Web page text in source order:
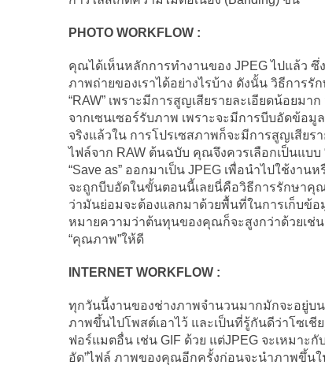
PHOTO WORKFLOW :
คุณได้เห็นหลักการทำงานของ JPEG ไปแล้ว
ภาพถ่ายของเราได้อย่างไรบ้าง ดังนั้น วิธีกา
“RAW” เพราะมีการสูญเสียรายละเอียดน้อย
จากเซนเซอร์รับภาพ เพราะจะมีการบีบอัดข้อ
จริงแล้วใน การโปรเซสภาพก็จะมีการสูญเสียร
ไฟล์จาก RAW ต้นฉบับ คุณจึงควรเลือกเป็นแบ
“Save as” ออกมาเป็น JPEG เพื่อนำไปใช้งา
จะถูกบีบอัดในขั้นตอนนี้เลยนี่คือวิธีการรักษาคุ
ว่ามันย่อมจะต้องแลกมาด้วยพื้นที่ในการเก็บข้
หมายความว่าต้นทุนของคุณก็จะสูงกว่าด้วยเช่
“คุณภาพ”ให้ดี
INTERNET WORKFLOW :
ทุกวันนี้งานของช่างภาพจำนวนมากมักจะอยู่บน
ภาพขึ้นไปโพสต์เอาไว้ และเป็นที่รู้กันดีว่าโซเชี
ฟอร์แมตอื่น เช่น GIF ด้วย แต่JPEG จะเหมาะ
อัด”ไฟล์ ภาพของคุณอีกครั้งก่อนจะนำภาพขึ้นใ